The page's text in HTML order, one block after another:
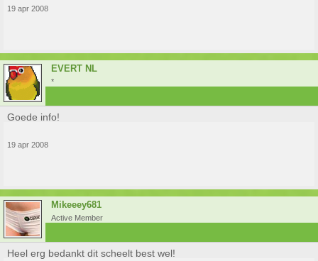
19 apr 2008
EVERT NL
*
Goede info!
19 apr 2008
Mikeeey681
Active Member
Heel erg bedankt dit scheelt best wel!